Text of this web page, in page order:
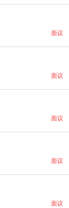
面议
面议
面议
面议
面议